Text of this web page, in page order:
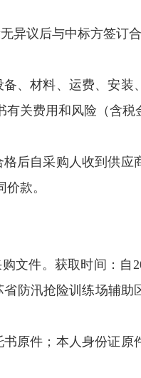
异议后与中标方签订
、材料、运费、安装
关费用和风险（含
后自采购人收到供应
款。
文件。获取时间：自
省防汛抢险训练场辅
原件；本人身份证原